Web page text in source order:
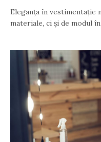
Eleganța în vestimentație
materiale, ci și de modul